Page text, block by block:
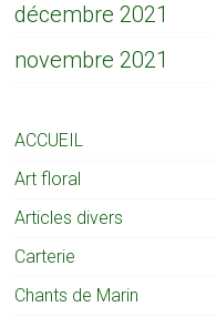
décembre 2021
novembre 2021
ACCUEIL
Art floral
Articles divers
Carterie
Chants de Marin